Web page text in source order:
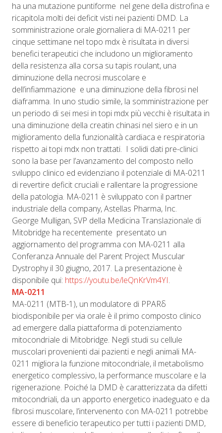
ha una mutazione puntiforme nel gene della distrofina e
ricapitola molti dei deficit visti nei pazienti DMD. La
somministrazione orale giornaliera di MA-0211 per
cinque settimane nel topo mdx è risultata in diversi
benefici terapeutici che includono un miglioramento
della resistenza alla corsa su tapis roulant, una
diminuzione della necrosi muscolare e
dell’infiammazione e una diminuzione della fibrosi nel
diaframma. In uno studio simile, la somministrazione per
un periodo di sei mesi in topi mdx più vecchi è risultata in
una diminuzione della creatin chinasi nel siero e in un
miglioramento della funzionalità cardiaca e respiratoria
rispetto ai topi mdx non trattati. I solidi dati pre-clinici
sono la base per l’avanzamento del composto nello
sviluppo clinico ed evidenziano il potenziale di MA-0211
di revertire deficit cruciali e rallentare la progressione
della patologia. MA-0211 è sviluppato con il partner
industriale della company, Astellas Pharma, Inc.
George Mulligan, SVP della Medicina Translazionale di
Mitobridge ha recentemente presentato un
aggiornamento del programma con MA-0211 alla
Conferanza Annuale del Parent Project Muscular
Dystrophy il 30 giugno, 2017. La presentazione è
disponibile qui: https://youtu.be/leQnKrVm4YI.
MA-0211
MA-0211 (MTB-1), un modulatore di PPARδ
biodisponibile per via orale è il primo composto clinico
ad emergere dalla piattaforma di potenziamento
mitocondriale di Mitobridge. Negli studi su cellule
muscolari provenienti dai pazienti e negli animali MA-
0211 migliora la funzione mitocondriale, il metabolismo
energetico complessivo, la performance muscolare e la
rigenerazione. Poiché la DMD è caratterizzata da difetti
mitocondriali, da un apporto energetico inadeguato e da
fibrosi muscolare, l’intervenento con MA-0211 potrebbe
essere di beneficio terapeutico per tutti i pazienti DMD,